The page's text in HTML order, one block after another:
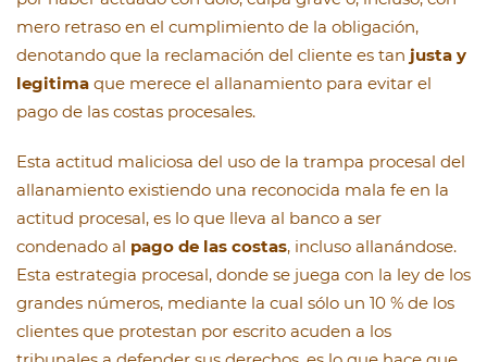
mero retraso en el cumplimiento de la obligación,
denotando que la reclamación del cliente es tan justa y
legitima que merece el allanamiento para evitar el
pago de las costas procesales.
Esta actitud maliciosa del uso de la trampa procesal del
allanamiento existiendo una reconocida mala fe en la
actitud procesal, es lo que lleva al banco a ser
condenado al pago de las costas, incluso allanándose.
Esta estrategia procesal, donde se juega con la ley de los
grandes números, mediante la cual sólo un 10 % de los
clientes que protestan por escrito acuden a los